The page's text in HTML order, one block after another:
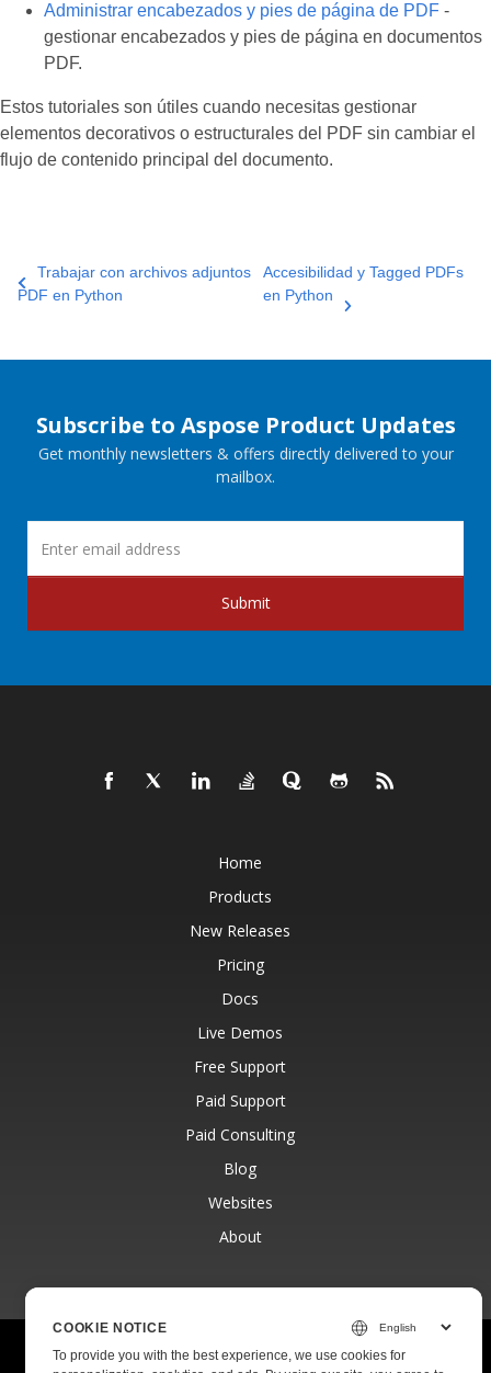
Administrar encabezados y pies de página de PDF -
gestionar encabezados y pies de página en documentos
PDF.
Estos tutoriales son útiles cuando necesitas gestionar
elementos decorativos o estructurales del PDF sin cambiar el
flujo de contenido principal del documento.
Trabajar con archivos adjuntos
PDF en Python
Accesibilidad y Tagged PDFs
en Python
Subscribe to Aspose Product Updates
Get monthly newsletters & offers directly delivered to your
mailbox.
Submit
Home
Products
New Releases
Pricing
Docs
Live Demos
Free Support
Paid Support
Paid Consulting
Blog
Websites
About
Privacy Policy Terms of use Contact
COOKIE NOTICE
To provide you with the best experience, we use cookies for